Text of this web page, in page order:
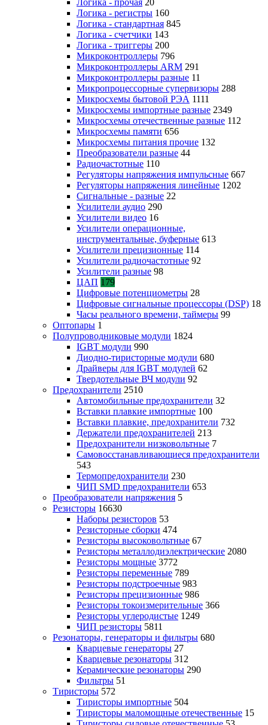
Логика - регистры 160
Логика - стандартная 845
Логика - счетчики 143
Логика - триггеры 200
Микроконтроллеры 796
Микроконтроллеры ARM 291
Микроконтроллеры разные 11
Микропроцессорные супервизоры 288
Микросхемы бытовой РЭА 1111
Микросхемы импортные разные 2349
Микросхемы отечественные разные 112
Микросхемы памяти 656
Микросхемы питания прочие 132
Преобразователи разные 44
Радиочастотные 110
Регуляторы напряжения импульсные 667
Регуляторы напряжения линейные 1202
Сигнальные - разные 22
Усилители аудио 290
Усилители видео 16
Усилители операционные,
инструментальные, буферные 613
Усилители прецизионные 114
Усилители радиочастотные 92
Усилители разные 98
ЦАП 179
Цифровые потенциометры 28
Цифровые сигнальные процессоры (DSP) 18
Часы реального времени, таймеры 99
Оптопары 1
Полупроводниковые модули 1824
IGBT модули 990
Диодно-тиристорные модули 680
Драйверы для IGBT модулей 62
Твердотельные ВЧ модули 92
Предохранители 2510
Автомобильные предохранители 32
Вставки плавкие импортные 100
Вставки плавкие, предохранители 732
Держатели предохранителей 213
Предохранители низковольтные 7
Самовосстанавливающиеся предохранители
543
Термопредохранители 230
ЧИП SMD предохранители 653
Преобразователи напряжения 5
Резисторы 16630
Наборы резисторов 53
Резисторные сборки 474
Резисторы высоковольтные 67
Резисторы металлодиэлектрические 2080
Резисторы мощные 3772
Резисторы переменные 789
Резисторы подстроечные 983
Резисторы прецизионные 986
Резисторы токоизмерительные 366
Резисторы углеродистые 1249
ЧИП резисторы 5811
Резонаторы, генераторы и фильтры 680
Кварцевые генераторы 27
Кварцевые резонаторы 312
Керамические резонаторы 290
Фильтры 51
Тиристоры 572
Тиристоры импортные 504
Тиристоры маломощные отечественные 15